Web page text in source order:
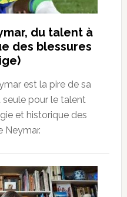
du talent à
des blessures
est la pire de sa
seule pour le talent
et historique des
Neymar.